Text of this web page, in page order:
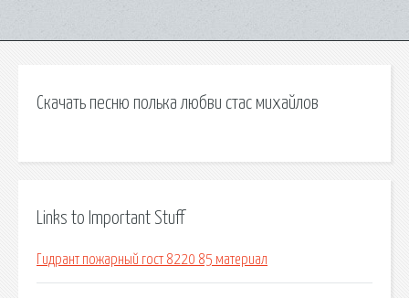
Скачать песню полька любви стас михайлов
Links to Important Stuff
Гидрант пожарный гост 8220 85 материал